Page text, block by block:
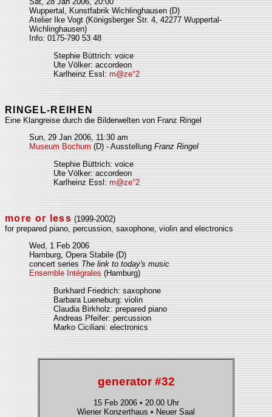
Wuppertal, Kunstfabrik Wichlinghausen (D)
Atelier Ike Vogt (Königsberger Str. 4, 42277 Wuppertal-
Wichlinghausen)
Info: 0175-790 53 48
Stephie Büttrich: voice
Ute Völker: accordeon
Karlheinz Essl: m@ze°2
RINGEL-REIHEN
Eine Klangreise durch die Bilderwelten von Franz Ringel
Sun, 29 Jan 2006, 11:30 am
Museum Bochum (D) - Ausstellung Franz Ringel
Stephie Büttrich: voice
Ute Völker: accordeon
Karlheinz Essl: m@ze°2
more or less (1999-2002)
for prepared piano, percussion, saxophone, violin and electronics
Wed, 1 Feb 2006
Hamburg, Opera Stabile (D)
concert series The link to today's music
Ensemble Intégrales (Hamburg)
Burkhard Friedrich: saxophone
Barbara Lueneburg: violin
Claudia Birkholz: prepared piano
Andreas Pfeifer: percussion
Marko Ciciliani: electronics
generator #32
15 Feb 2006 • 20.00 Uhr
Wiener Konzerthaus • Neuer Saal